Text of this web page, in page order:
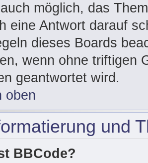
möglich, das
eine Antwort darauf
dieses Boards
wenn ohne triftigen
geantwortet wird.
oben
und
BBCode?